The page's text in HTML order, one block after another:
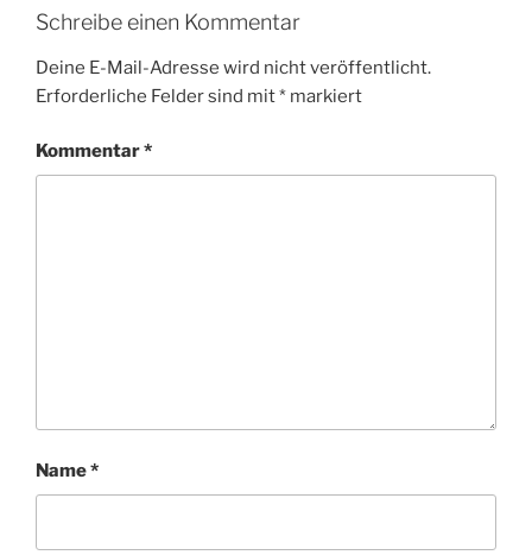
Schreibe einen Kommentar
Deine E-Mail-Adresse wird nicht veröffentlicht.
Erforderliche Felder sind mit* markiert
Kommentar*
Name*